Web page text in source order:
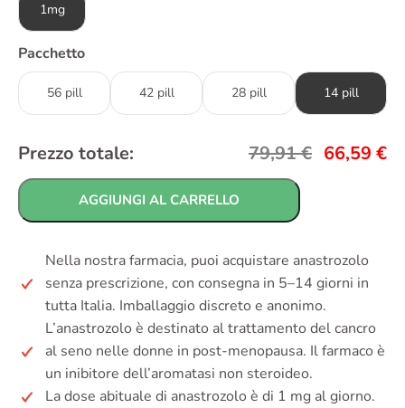
1mg
Pacchetto
56 pill 42 pill 28 pill 14 pill
Prezzo totale: 79,91€ 66,59 €
AGGIUNGI AL CARRELLO
Nella nostra farmacia, puoi acquistare anastrozolo
senza prescrizione, con consegna in 5–14 giorni in
tutta Italia. Imballaggio discreto e anonimo.
L’anastrozolo è destinato al trattamento del cancro
al seno nelle donne in post-menopausa. Il farmaco è
un inibitore dell’aromatasi non steroideo.
La dose abituale di anastrozolo è di 1 mg al giorno.